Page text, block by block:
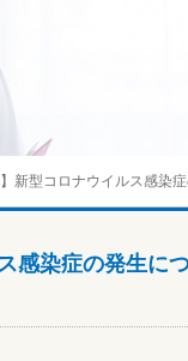
新型コロナウイルス感染
感染症の発生に